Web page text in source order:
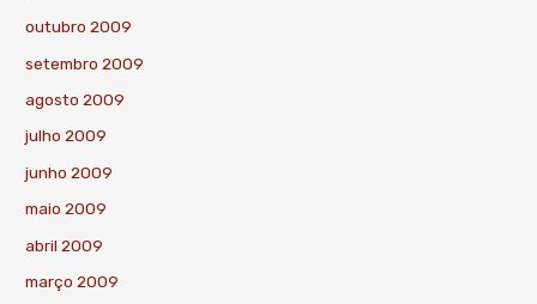
outubro 2009
setembro 2009
agosto 2009
julho 2009
junho 2009
maio 2009
abril 2009
março 2009